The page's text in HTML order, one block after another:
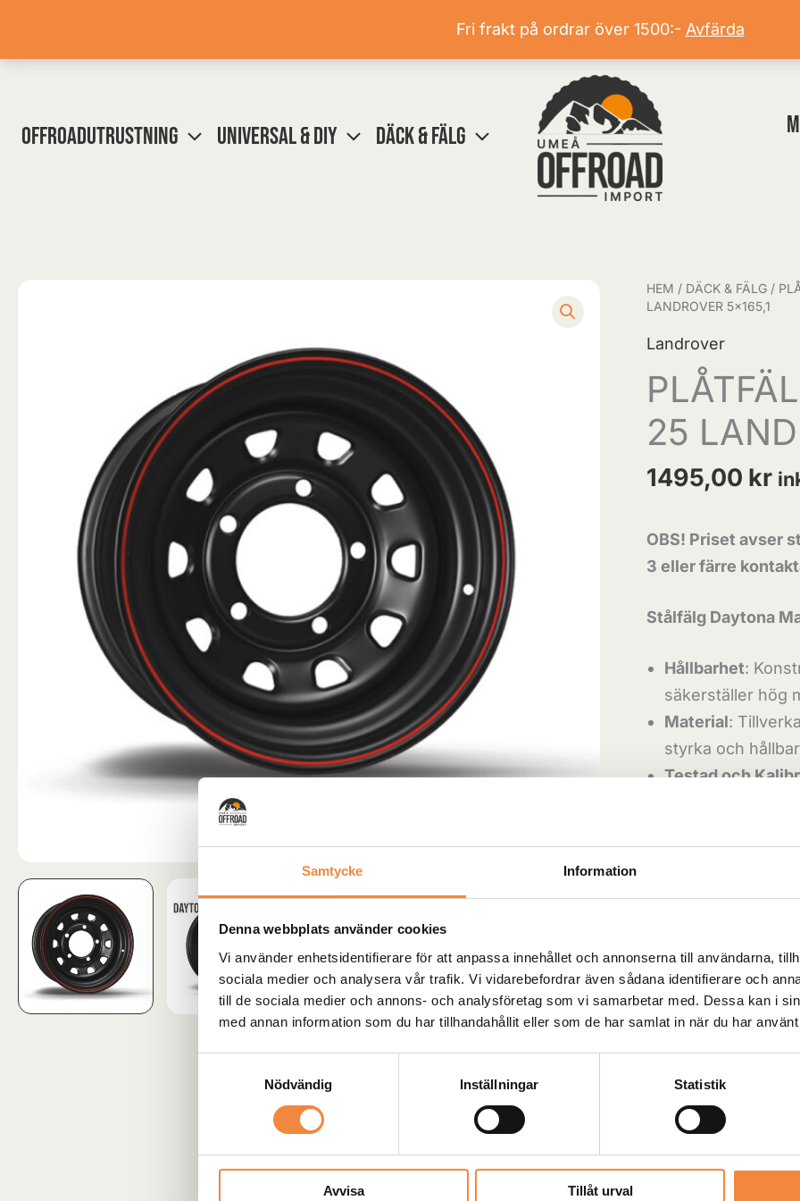
Samtycke Information
Denna webbplats använder cookies
Vi använder enhetsidentifierare för att anpassa innehållet och annonserna till användarna,
sociala medier och analysera vår trafik. Vi vidarebefordrar även sådana identifierare och
till de sociala medier och annons- och analysföretag som vi samarbetar med. Dessa kan i
med annan information som du har tillhandahållit eller som de har samlat in när du har
Nödvändig
Inställningar Statistik
Avvisa Tillåt urval
Fri frakt på ordrar över 1500:- Avfärda
OFFROADUTRUSTNING UNIVERSAL & DIY DÄCK & FÄLG
HEM / DÄCK & FÄLG /
LANDROVER 5×165,1
Landrover
25
1495,00 kr
OBS! Priset avser
3 eller färre
Stålfälg Daytona
Hållbarhet:
säkerställer hög
Material:
styrka och
Testad och
PLÅTFÄLG
8x16
ET-
25
LANDROVER
mängd
Artikelnr:WNERO.28
Skickas från
Produkten
Leveranstid